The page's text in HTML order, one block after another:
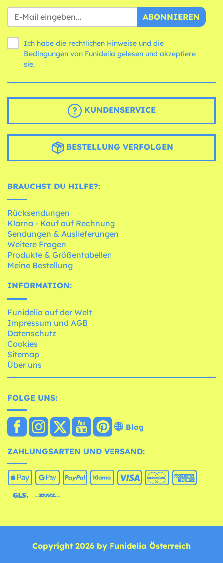
ABONNIEREN
Ich habe die rechtlichen Hinweise und die
Bedingungen
sie.
KUNDENSERVICE
BESTELLUNG VERFOLGEN
BRAUCHST DU HILFE?:
Rücksendungen
Klarna - Kauf auf Rechnung
Sendungen & Auslieferungen
Weitere Fragen
Produkte & Größentabellen
Meine Bestellung
INFORMATION:
Funidelia auf der Welt
Impressum und AGB
Datenschutz
Cookies
Sitemap
Über uns
FOLGE UNS:
Blog
ZAHLUNGSARTEN UND VERSAND:
Copyright 2026 by Funidelia Österreich